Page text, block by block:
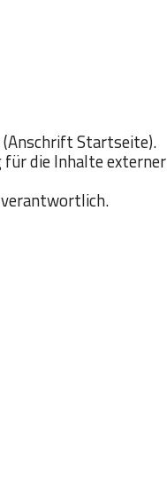
Startseite).
die Inhalte externer